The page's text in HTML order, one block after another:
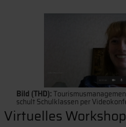
Bild (THD):
schult Schulklassen per
Virtuelles